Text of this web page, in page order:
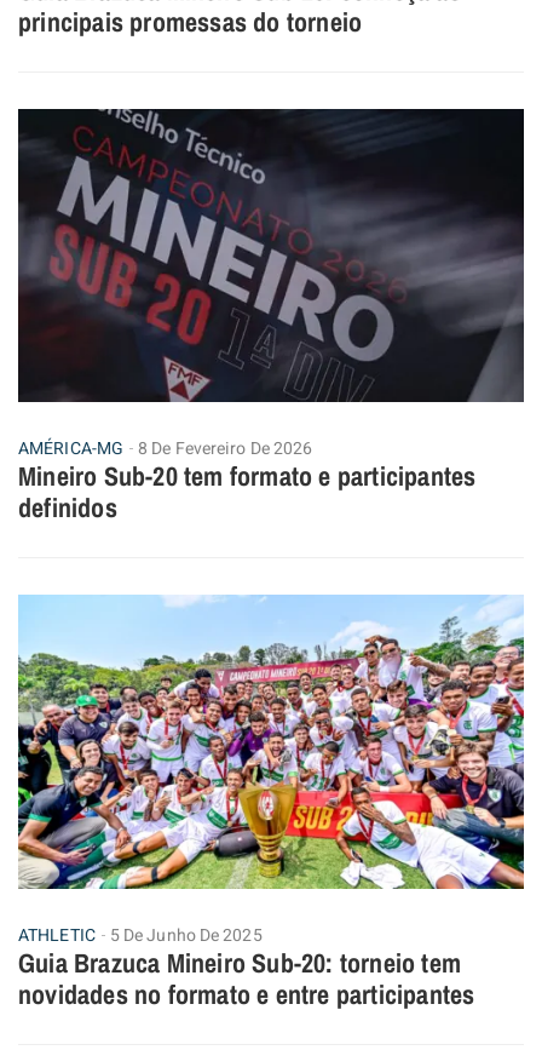
principais promessas do torneio
AMÉRICA-MG 8 De Fevereiro De 2026
Mineiro Sub-20 tem formato e participantes
definidos
ATHLETIC 5 De Junho De 2025
Guia Brazuca Mineiro Sub-20: torneio tem
novidades no formato e entre participantes